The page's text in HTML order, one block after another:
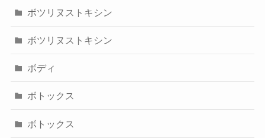
ボツリヌストキシン
ボツリヌストキシン
ボディ
ボトックス
ボトックス